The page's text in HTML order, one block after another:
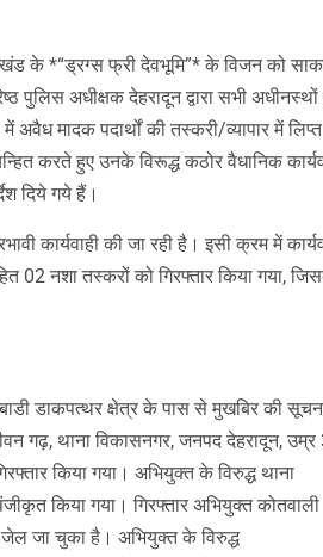
के *“ड्रग्स फ्री देवभूमि”* के विजन को
पुलिस अधीक्षक देहरादून द्वारा सभी
अवैध मादक पदार्थों की तस्करी/व्यापार में लिप्त
करते हुए उनके विरूद्ध कठोर वैधानिक
दिये गये हैं।
कार्यवाही की जा रही है। इसी क्रम में
02 नशा तस्करों को गिरफ्तार किया गया,
डाकपत्थर क्षेत्र के पास से मुखबिर की
गढ़, थाना विकासनगर, जनपद देहरादून, उम्र
किया गया। अभियुक्त के विरुद्ध थाना
किया गया। गिरफ्तार अभियुक्त कोतवाली
जेल जा चुका है। अभियुक्त के विरुद्ध